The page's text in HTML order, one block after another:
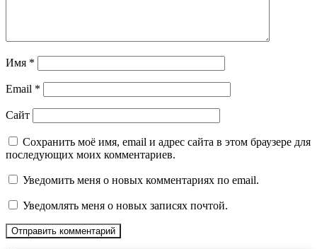
Имя *
Email *
Сайт
Сохранить моё имя, email и адрес сайта в этом браузере для
последующих моих комментариев.
Уведомить меня о новых комментариях по email.
Уведомлять меня о новых записях почтой.